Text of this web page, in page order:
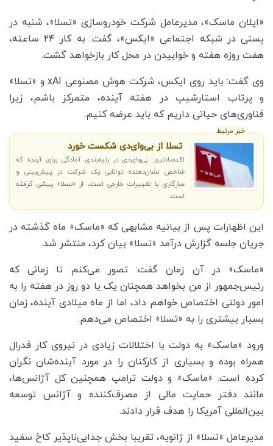
«ایلان ماسک»، مدیرعامل شرکت خودروسازی «تسلا»، شنبه در
پستی در شبکه اجتماعی «ایکس»، گفت: به کار ۲۴ ساعته،
هفت روزه هفته و خوابیدن در محل کار بازخواهد گشت.
وی گفت: باید روی ایکس، شرکت هوش مصنوعی xAI و «تسلا»
و پرتاب استارشیپ در هفته آینده، متمرکز باشم، زیرا
فناوری‌های حیاتی داریم که باید عرضه کنیم.
خبر مرتبط
تسلا از بی‌وای‌دی شکست خورد
اقتصادنیوز: بی‌وای‌دی در رتبه‌بندی آمادگی برای آینده که
شاخص نشان‌دهنده توانایی یک شرکت در پیش‌بینی و
سازگاری با تغییرات خارجی است، از «تسلا» پیشی گرفته
است.
این اظهارات پس از بیانیه مشابهی که «ماسک» ماه گذشته در
جریان جلسه گزارش درآمد «تسلا» بیان کرد، منتشر شد.
«ماسک» در آن زمان گفت: تصور می‌کنم تا زمانی که
رئیس‌جمهور از من بخواهد همچنان یک یا دو روز در هفته را به
امور دولتی اختصاص خواهم داد، اما از ماه میلادی آینده، زمان
بسیار بیشتری را به «تسلا» اختصاص می‌دهم.
ورود «ماسک» به دولت با اختلالات زیادی در نیروی کار فدرال
همراه بوده و بسیاری از کارکنان را در مورد آینده‌شان نگران
کرده است. «ماسک» و دولت ترامپ همچنین کل آژانس‌ها،
مانند دفتر حمایت مالی از مصرف‌کننده و آژانس توسعه
بین‌المللی آمریکا را هدف قرار دادند.
مدیرعامل «تسلا» از ژانویه، تقریبا بخش جدایی‌ناپذیر کاخ سفید